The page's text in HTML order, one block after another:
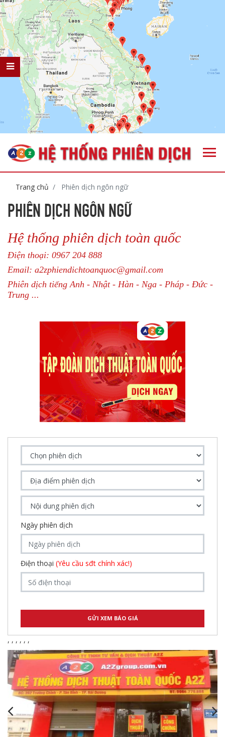
Trang chủ Phiên dịch ngôn ngữ
PHIÊN DỊCH NGÔN NGỮ
Hệ thống phiên dịch toàn quốc
Điện thoại: 0967 204 888
Email: a2zphiendichtoanquoc@gmail.com
Phiên dịch tiếng Anh - Nhật - Hàn - Nga - Pháp - Đức -
Trung ...
Ngày phiên dịch
Điện thoại (Yêu cầu sđt chính xác!)
, , , , , ,